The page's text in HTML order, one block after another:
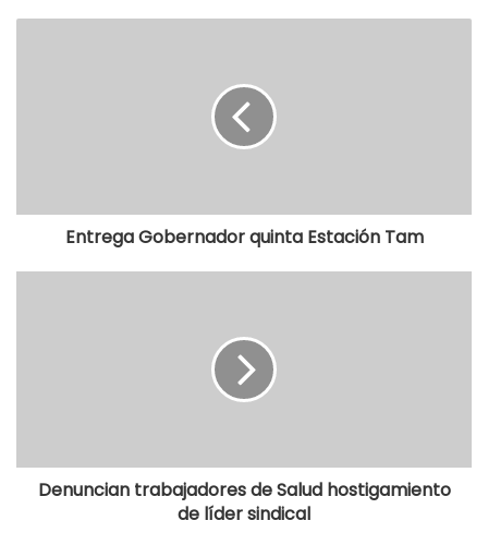
Entrega Gobernador quinta Estación Tam
Denuncian trabajadores de Salud hostigamiento
de líder sindical